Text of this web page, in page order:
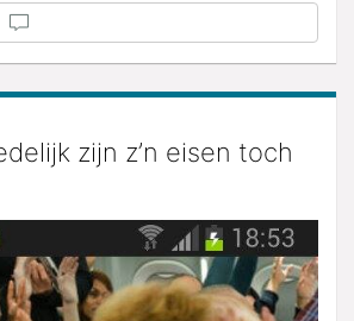
zijn z’n eisen toch